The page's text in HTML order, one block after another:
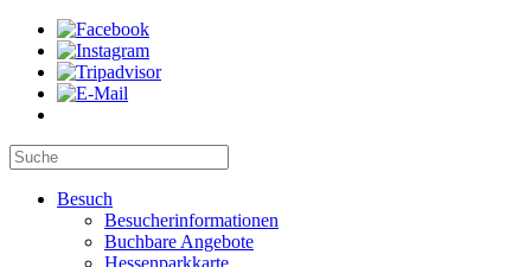
Besuch
Besucherinformationen
Buchbare Angebote
Hessenparkkarte